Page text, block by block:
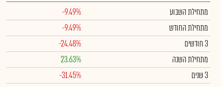
מתחילת השבוע
-9.49%
מתחילת החודש
-9.49%
3 חודשים
-24.48%
מתחילת השנה
23.63%
3 שנים
-31.45%